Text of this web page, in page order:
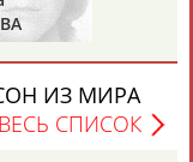
Елена
)
ИЗ МИРА
ВЕСЬ СПИСОК